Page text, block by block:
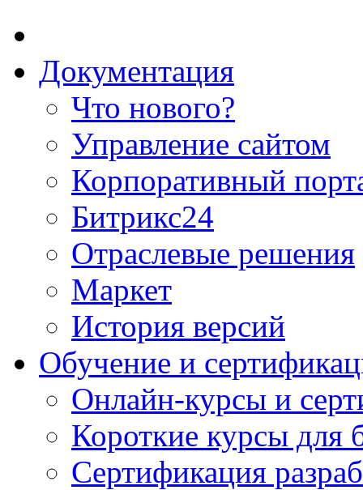
Документация
Что нового?
Управление сайтом
Корпоративный
Битрикс24
Отраслевые решения
Маркет
История версий
Обучение и
Онлайн-курсы и
Короткие курсы для
Сертификация